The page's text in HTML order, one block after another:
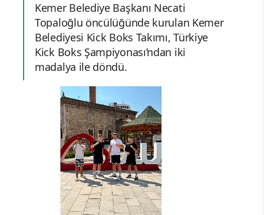
Kemer Belediye Başkanı Necati
Topaloğlu öncülüğünde kurulan Kemer
Belediyesi Kick Boks Takımı, Türkiye
Kick Boks Şampiyonası’ndan iki
madalya ile döndü.